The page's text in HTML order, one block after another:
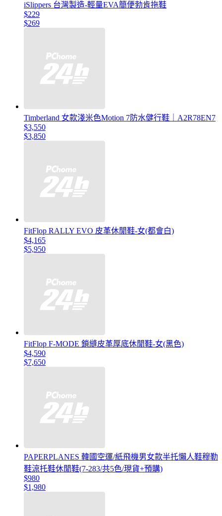
iSlippers 台灣製造-輕量EVA簡便勃肯拖鞋
$229
$269
Timberland 女款淺米色Motion 7防水健行鞋｜A2R78EN7
$3,550
$3,850
FitFlop RALLY EVO 皮革休閒鞋-女(都會白)
$4,165
$5,950
FitFlop F-MODE 鎖縫皮革厚底休閒鞋-女(黑色)
$4,590
$7,650
PAPERPLANES 韓國空運/紙飛機男女款半托懶人鞋穆勒
鞋涼托鞋休閒鞋(7-283/共5色/現貨+預購)
$980
$1,980